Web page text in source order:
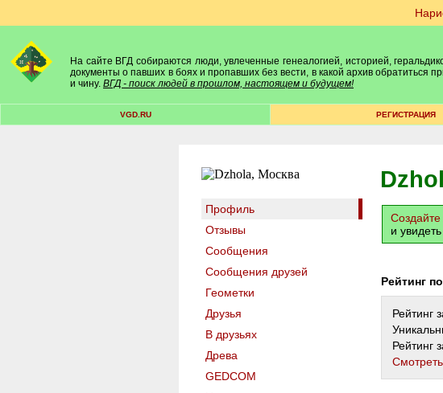
На сайте ВГД собираются люди, увлеченные генеалогией, историей,
документы о павших в боях и пропавших без вести, в какой архив обратиться
и чину. ВГД - поиск людей в прошлом, настоящем и будущем!
VGD.RU РЕГИСТРАЦИЯ
Профиль
Отзывы
Сообщения
Сообщения друзей
Геометки
Друзья
В друзьях
Древа
GEDCOM
Создайте
и
Рейтинг
Рейтинг
Рейтинг